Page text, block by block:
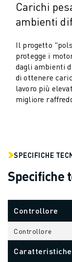
CASI DI SUCCESSO
SOLUZIONI
TUTTI I SETTORI
AEROSPAZIALE
AUTOMOTIVE
VEICOLI ELETTRICI
ELETTRONICA
MAGAZZINAGGIO,
TUTTE LE
RETTIFICA CNC
TORNITURA CNC
Carichi
ambienti
Il progetto
protegge i
dagli ambienti
di ottenere
lavoro più
migliore
SPECIFICHE
Specifiche
Controllore
Controllore